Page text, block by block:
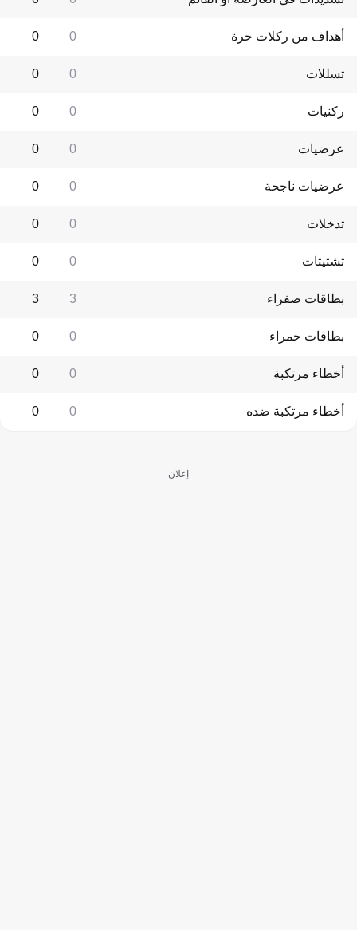
أهداف من ركلات حرة 0
0
تسللات 0
0
ركنيات 0
0
عرضيات 0
0
عرضيات ناجحة 0
0
تدخلات 0
0
تشتيتات 0
0
بطاقات صفراء 3
3
بطاقات حمراء 0
0
أخطاء مرتكبة 0
0
أخطاء مرتكبة ضده 0
0
إعلان